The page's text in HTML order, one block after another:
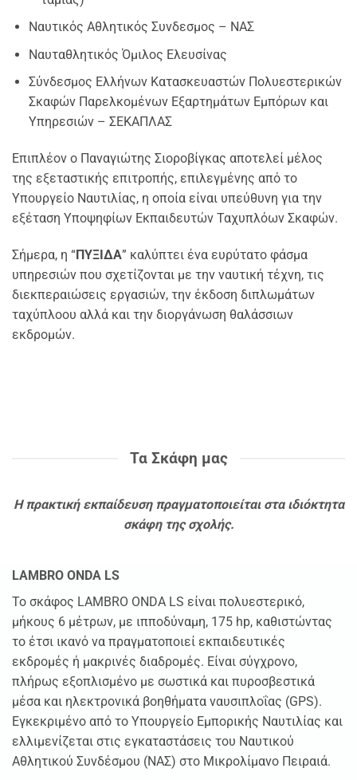
Ναυτικός Αθλητικός Συνδεσμος – ΝΑΣ
Ναυταθλητικός Όμιλος Ελευσίνας
Σύνδεσμος Ελλήνων Κατασκευαστών Πολυεστερικών
Σκαφών Παρελκομένων Εξαρτημάτων Εμπόρων και
Υπηρεσιών – ΣΕΚΑΠΛΑΣ
Επιπλέον ο Παναγιώτης Σιοροβίγκας αποτελεί μέλος
της εξεταστικής επιτροπής, επιλεγμένης από το
Υπουργείο Ναυτιλίας, η οποία είναι υπεύθυνη για την
εξέταση Υποψηφίων Εκπαιδευτών Ταχυπλόων Σκαφών.
Σήμερα, η “ΠΥΞΙΔΑ” καλύπτει ένα ευρύτατο φάσμα
υπηρεσιών που σχετίζονται με την ναυτική τέχνη, τις
διεκπεραιώσεις εργασιών, την έκδοση διπλωμάτων
ταχύπλοου αλλά και την διοργάνωση θαλάσσιων
εκδρομών.
Τα Σκάφη μας
Η πρακτική εκπαίδευση πραγματοποιείται στα ιδιόκτητα
σκάφη της σχολής.
LAMBRO ONDA LS
Το σκάφος LAMBRO ONDA LS είναι πολυεστερικό,
μήκους 6 μέτρων, με ιπποδύναμη, 175 hp, καθιστώντας
το έτσι ικανό να πραγματοποιεί εκπαιδευτικές
εκδρομές ή μακρινές διαδρομές. Είναι σύγχρονο,
πλήρως εξοπλισμένο με σωστικά και πυροσβεστικά
μέσα και ηλεκτρονικά βοηθήματα ναυσιπλοΐας (GPS).
Εγκεκριμένο από το Υπουργείο Εμπορικής Ναυτιλίας και
ελλιμενίζεται στις εγκαταστάσεις του Ναυτικού
Αθλητικού Συνδέσμου (ΝΑΣ) στο Μικρολίμανο Πειραιά.